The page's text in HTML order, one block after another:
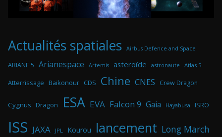
Actualités spatiales Airbus Defence and Space
ARIANE 5 Arianespace Artemis asteroïde astronaute Atlas 5
Atterrissage Baikonour CDS Chine CNES Crew Dragon
Cygnus Dragon ESA EVA Falcon 9 Gaia Hayabusa ISRO
ISS JAXA JPL Kourou lancement Long March